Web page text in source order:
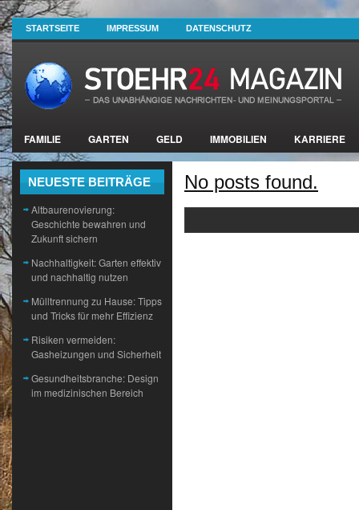
STARTSEITE IMPRESSUM DATENSCHUTZ
FAMILIE GARTEN GELD IMMOBILIEN KARRIERE
NEUESTE BEITRÄGE
Altbaurenovierung:
Geschichte bewahren und
Zukunft sichern
Nachhaltigkeit: Garten effektiv
und nachhaltig nutzen
Mülltrennung zu Hause: Tipps
und Tricks für mehr Effizienz
Risiken vermeiden:
Gasheizungen und Sicherheit
Gesundheitsbranche: Design
im medizinischen Bereich
No posts found.